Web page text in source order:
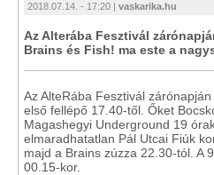
2018.07.14. - 17:20 | vaskarika.hu
Az Alterába Fesztivál
Brains és Fish! ma este a
Az AlteRába Fesztivál
első fellépő 17.40-től. Őket
Magashegyi Underground 19
elmaradhatatlan Pál Utcai Fiúk
majd a Brains zúzza 22.30-tól. A
00.15-kor.